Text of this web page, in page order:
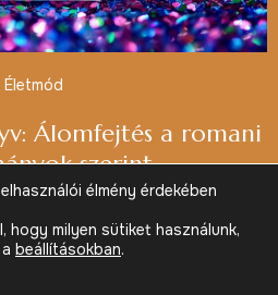
Életmód
Álomfejtés a romani
szerint
élmény érdekében
milyen sütiket használunk,
beállításokban.